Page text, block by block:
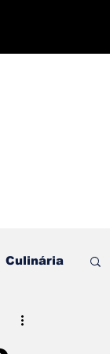
Culinária
Polícia